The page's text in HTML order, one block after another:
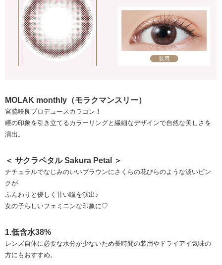
MOLAK monthly（モラクマンスリー）
宮脇咲良プロデュースカラコン！
瞳の印象を引き立てるカラーリングと繊細なデザインで自然な美しさを
演出。
＜ サクラペタル Sakura Petal ＞
ナチュラルでなじみのいいブラウンにさくらの花びらのような淡いピン
クが
ふんわりと優しく甘い瞳を演出♪
女の子らしいフェミニンな印象に♡
1.低含水38%
レンズ自体に必要な水分が少ないため長時間の装用やドライアイ気味の
方にもおすすめ。